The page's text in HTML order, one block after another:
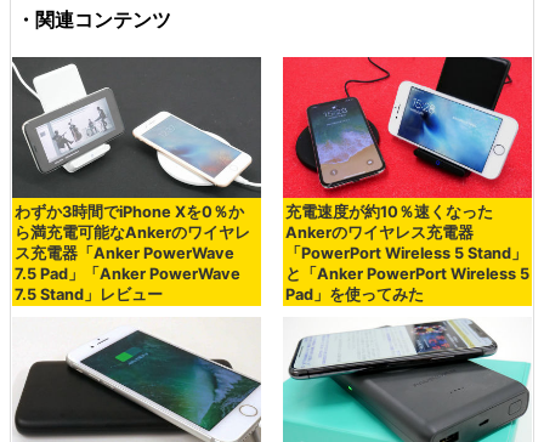
・関連コンテンツ
わずか3時間でiPhone Xを0％か
ら満充電可能なAnkerのワイヤレ
ス充電器「Anker PowerWave
7.5 Pad」「Anker PowerWave
7.5 Stand」レビュー
充電速度が約10％速くなった
Ankerのワイヤレス充電器
「PowerPort Wireless 5 Stand」
と「Anker PowerPort Wireless 5
Pad」を使ってみた